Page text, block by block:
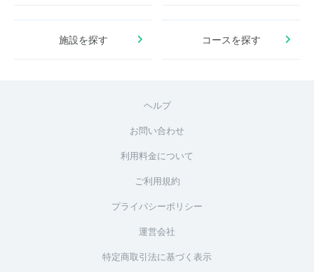
施設を探す コースを探す
ヘルプ
お問い合わせ
利用料金について
ご利用規約
プライバシーポリシー
運営会社
特定商取引法に基づく表示